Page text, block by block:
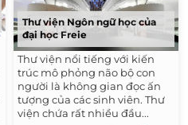
Thư viện Ngôn ngữ học của
đại học Freie
Thư viện nổi tiếng với kiến
trúc mô phỏng não bộ con
người là không gian đọc ấn
tượng của các sinh viên. Thư
viện chứa rất nhiều đầu...